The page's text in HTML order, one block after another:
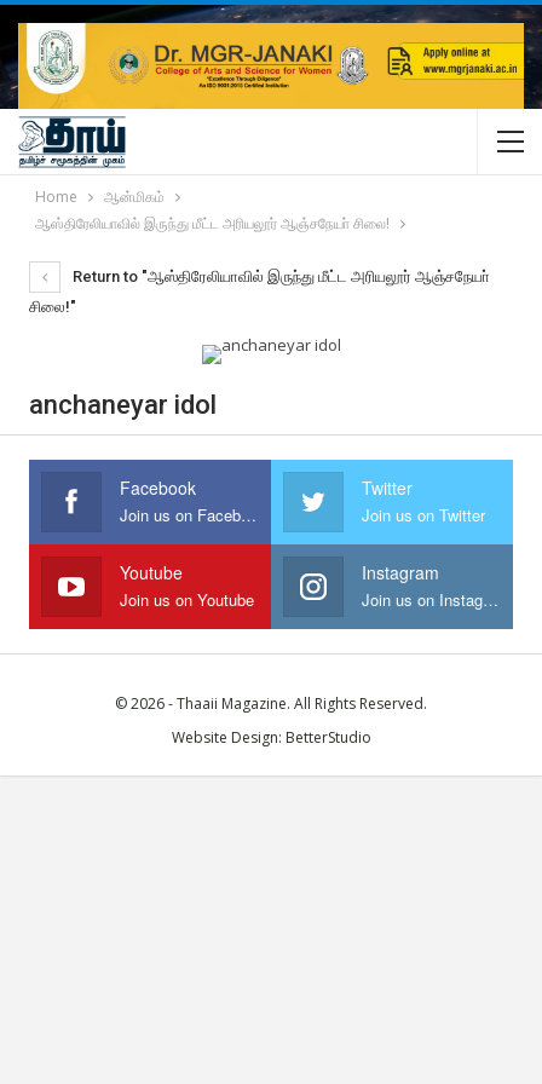
Home
ஆன்மிகம்
ஆஸ்திரேலியாவில் இருந்து மீட்ட அரியலூர் ஆஞ்சநேயா் சிலை!
Return to "ஆஸ்திரேலியாவில் இருந்து மீட்ட அரியலூர் ஆஞ்சநேயா்
சிலை!"
anchaneyar idol
Facebook
Join us on Facebook
Twitter
Join us on Twitter
Youtube
Join us on Youtube
Instagram
Join us on Instagram
© 2026 - Thaaii Magazine. All Rights Reserved.
Website Design: BetterStudio